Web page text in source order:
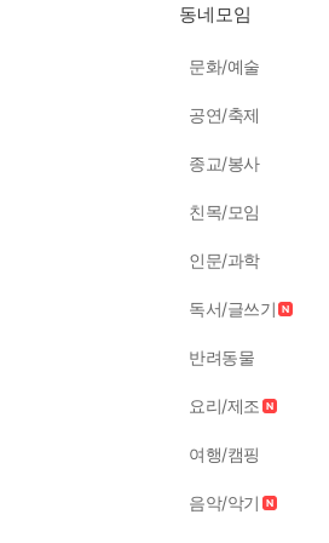
동네모임
문화/예술
공연/축제
종교/봉사
친목/모임
인문/과학
독서/글쓰기
반려동물
요리/제조
여행/캠핑
음악/악기